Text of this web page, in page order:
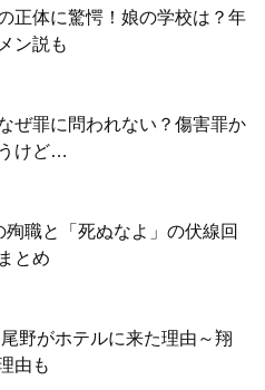
正体に驚愕！娘の学校は？年
ン説も
ぜ罪に問われない？傷害罪か
けど…
殉職と「死ぬなよ」の伏線回
とめ
野がホテルに来た理由～翔
由も